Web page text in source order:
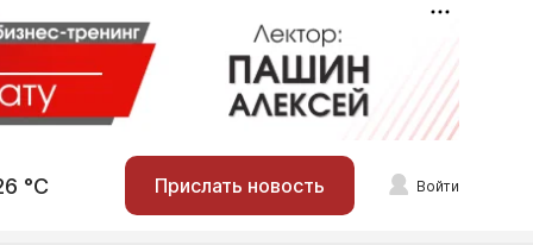
°С Прислать новость Войти